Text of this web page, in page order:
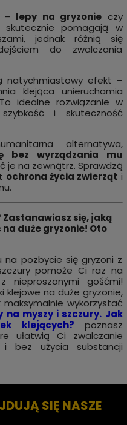
– lepy na gryzonie czy
skutecznie pomagają w
jednak różnią się
do zwalczania
natychmiastowy efekt –
klejąca unieruchamia
idealne rozwiązanie w
i skuteczność
alternatywa,
bez wyrządzania mu
je na zewnątrz. Sprawdzą
ochrona życia zwierząt i
się, jaką
duże gryzonie! Oto
na pozbycie się gryzoni z
pomoże Ci raz na
nieproszonymi gośćmi!
klejowe na duże gryzonie,
wykorzystać
na myszy i szczury. Jak
klejących?
poznasz
ułatwią Ci zwalczanie
i bez użycia substancji
SIĘ NASZE